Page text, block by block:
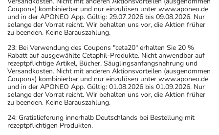
Coupons) kombinierbar und nur einzulösen unter www.aponeo.de
und in der APONEO App. Gültig: 29.07.2026 bis 09.08.2026. Nur
solange der Vorrat reicht. Wir behalten uns vor, die Aktion früher
zu beenden. Keine Barauszahlung.
23: Bei Verwendung des Coupons "ceta20" erhalten Sie 20 %
Rabatt auf ausgewählte Cetaphil-Produkte. Nicht anwendbar auf
rezeptpflichtige Artikel, Bücher, Säuglingsanfangsnahrung und
Versandkosten. Nicht mit anderen Aktionsvorteilen (ausgenommen
Coupons) kombinierbar und nur einzulösen unter www.aponeo.de
und in der APONEO App. Gültig: 01.08.2026 bis 01.09.2026. Nur
solange der Vorrat reicht. Wir behalten uns vor, die Aktion früher
zu beenden. Keine Barauszahlung.
24: Gratislieferung innerhalb Deutschlands bei Bestellung mit
rezeptpflichtigen Produkten.